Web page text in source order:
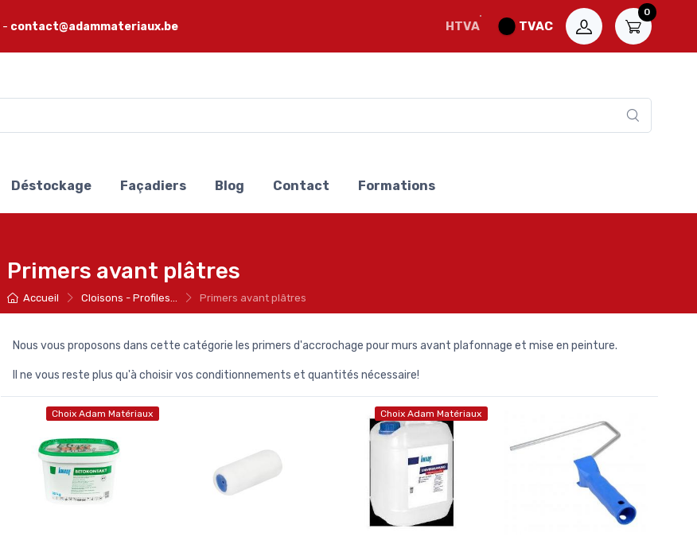
- contact@adammateriaux.be HTVA TVAC
0
Déstockage Façadiers Blog Contact Formations
Primers avant plâtres
Accueil Cloisons - Profiles... Primers avant plâtres
Nous vous proposons dans cette catégorie les primers d'accrochage pour murs avant plafonnage et mise en peinture.
Il ne vous reste plus qu'à choisir vos conditionnements et quantités nécessaire!
Choix Adam Matériaux Choix Adam Matériaux